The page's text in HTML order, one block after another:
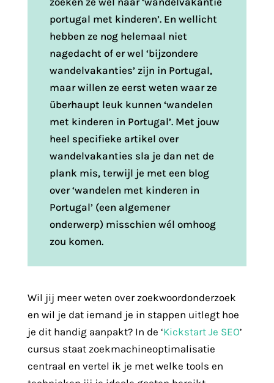
portugal met kinderen’. En wellicht
hebben ze nog helemaal niet
nagedacht of er wel ‘bijzondere
wandelvakanties’ zijn in Portugal,
maar willen ze eerst weten waar ze
überhaupt leuk kunnen ‘wandelen
met kinderen in Portugal’. Met jouw
heel specifieke artikel over
wandelvakanties sla je dan net de
plank mis, terwijl je met een blog
over ‘wandelen met kinderen in
Portugal’ (een algemener
onderwerp) misschien wél omhoog
zou komen.
Wil jij meer weten over zoekwoordonderzoek
en wil je dat iemand je in stappen uitlegt hoe
je dit handig aanpakt? In de ‘Kickstart Je SEO’
cursus staat zoekmachineoptimalisatie
centraal en vertel ik je met welke tools en